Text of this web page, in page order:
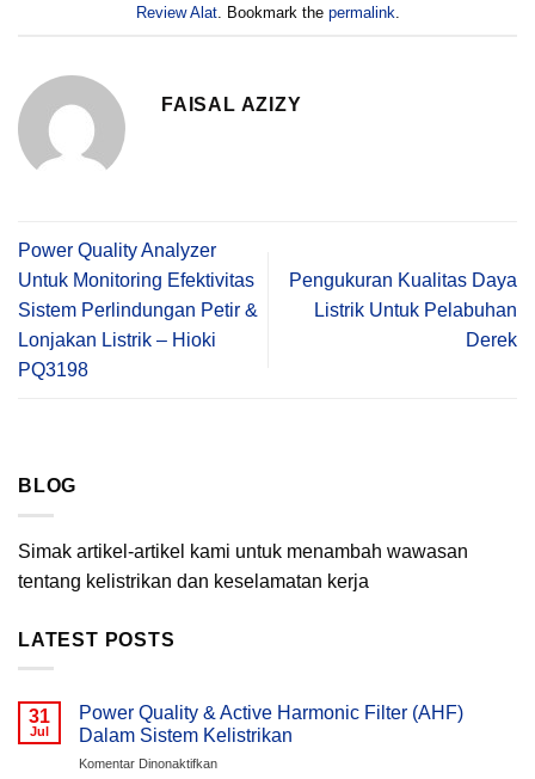
Review Alat. Bookmark the permalink.
FAISAL AZIZY
Power Quality Analyzer
Untuk Monitoring Efektivitas
Sistem Perlindungan Petir &
Lonjakan Listrik – Hioki
PQ3198
Pengukuran Kualitas Daya
Listrik Untuk Pelabuhan
Derek
BLOG
Simak artikel-artikel kami untuk menambah wawasan
tentang kelistrikan dan keselamatan kerja
LATEST POSTS
31
Jul
Power Quality & Active Harmonic Filter (AHF)
Dalam Sistem Kelistrikan
Komentar Dinonaktifkanpada